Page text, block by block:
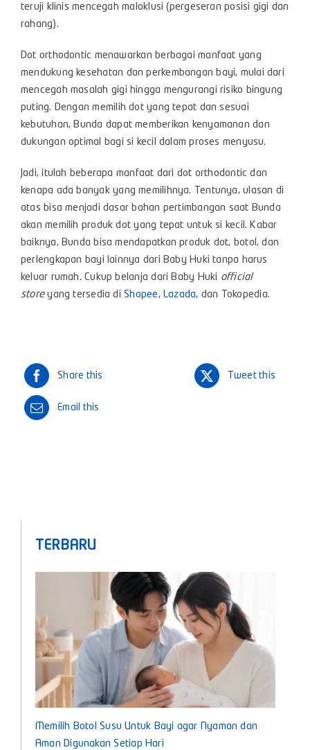
teruji klinis mencegah maloklusi (pergeseran posisi gigi dan
rahang).
Dot orthodontic menawarkan berbagai manfaat yang
mendukung kesehatan dan perkembangan bayi, mulai dari
mencegah masalah gigi hingga mengurangi risiko bingung
puting. Dengan memilih dot yang tepat dan sesuai
kebutuhan, Bunda dapat memberikan kenyamanan dan
dukungan optimal bagi si kecil dalam proses menyusu.
Jadi, itulah beberapa manfaat dari dot orthodontic dan
kenapa ada banyak yang memilihnya. Tentunya, ulasan di
atas bisa menjadi dasar bahan pertimbangan saat Bunda
akan memilih produk dot yang tepat untuk si kecil. Kabar
baiknya, Bunda bisa mendapatkan produk dot, botol, dan
perlengkapan bayi lainnya dari Baby Huki tanpa harus
keluar rumah. Cukup belanja dari Baby Huki official
storeyang tersedia diShopee, Lazada, dan Tokopedia.
Share this Tweet this
Email this
TERBARU
Memilih Botol Susu Untuk Bayi agar Nyaman dan
Aman Digunakan Setiap Hari